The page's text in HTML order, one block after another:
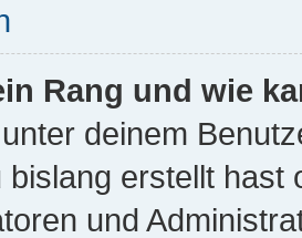
Rang und wie
deinem
bislang erstellt
und